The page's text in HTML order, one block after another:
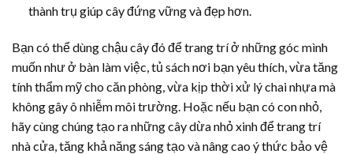
thành trụ giúp cây đứng vững và đẹp hơn.
Bạn có thể dùng chậu cây đó để trang trí ở những góc mình
muốn như ở bàn làm việc, tủ sách nơi bạn yêu thích, vừa tăng
tính thẩm mỹ cho căn phòng, vừa kịp thời xử lý chai nhựa mà
không gây ô nhiễm môi trường. Hoặc nếu bạn có con nhỏ,
hãy cùng chúng tạo ra những cây dừa nhỏ xinh để trang trí
nhà cửa, tăng khả năng sáng tạo và nâng cao ý thức bảo vệ